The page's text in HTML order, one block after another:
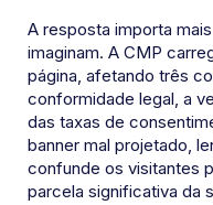
A resposta importa
imaginam. A CMP
página, afetando três
conformidade legal, a
das taxas de
banner mal projetado,
confunde os visitantes
parcela significativa da